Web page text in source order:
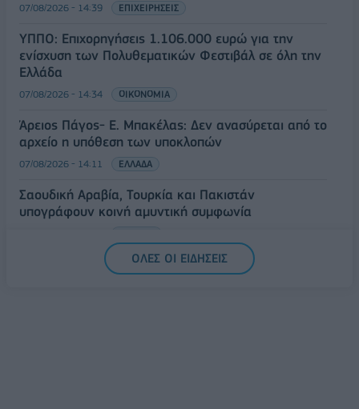
07/08/2026 - 14:39 ΕΠΙΧΕΙΡΗΣΕΙΣ
ΥΠΠΟ: Επιχορηγήσεις 1.106.000 ευρώ για την
ενίσχυση των Πολυθεματικών Φεστιβάλ σε όλη την
Ελλάδα
07/08/2026 - 14:34 ΟΙΚΟΝΟΜΙΑ
Άρειος Πάγος- Ε. Μπακέλας: Δεν ανασύρεται από το
αρχείο η υπόθεση των υποκλοπών
07/08/2026 - 14:11 ΕΛΛΑΔΑ
Σαουδική Αραβία, Τουρκία και Πακιστάν
υπογράφουν κοινή αμυντική συμφωνία
ΟΛΕΣ ΟΙ ΕΙΔΗΣΕΙΣ